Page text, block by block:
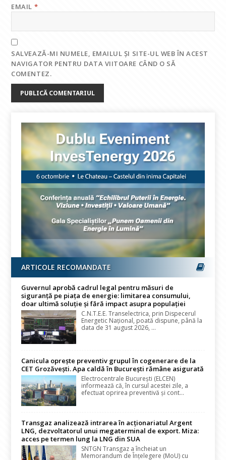
EMAIL *
SALVEAZĂ-MI NUMELE, EMAILUL ȘI SITE-UL WEB ÎN ACEST
NAVIGATOR PENTRU DATA VIITOARE CÂND O SĂ
COMENTEZ.
ARTICOLE RECOMANDATE
Guvernul aprobă cadrul legal pentru măsuri de
siguranță pe piața de energie: limitarea consumului,
doar ultimă soluție și fără impact asupra populației
C.N.T.E.E. Transelectrica, prin Dispecerul
Energetic Național, poată dispune, până la
data de 31 august 2026, ...
Canicula oprește preventiv grupul în cogenerare de la
CET Grozăvești. Apa caldă în București rămâne asigurată
Electrocentrale București (ELCEN)
informează că, în cursul acestei zile, a
efectuat oprirea preventivă și cont...
Transgaz analizează intrarea în acționariatul Argent
LNG, dezvoltatorul unui megaterminal de export. Miza:
acces pe termen lung la LNG din SUA
SNTGN Transgaz a încheiat un
Memorandum de Înțelegere (MoU) cu